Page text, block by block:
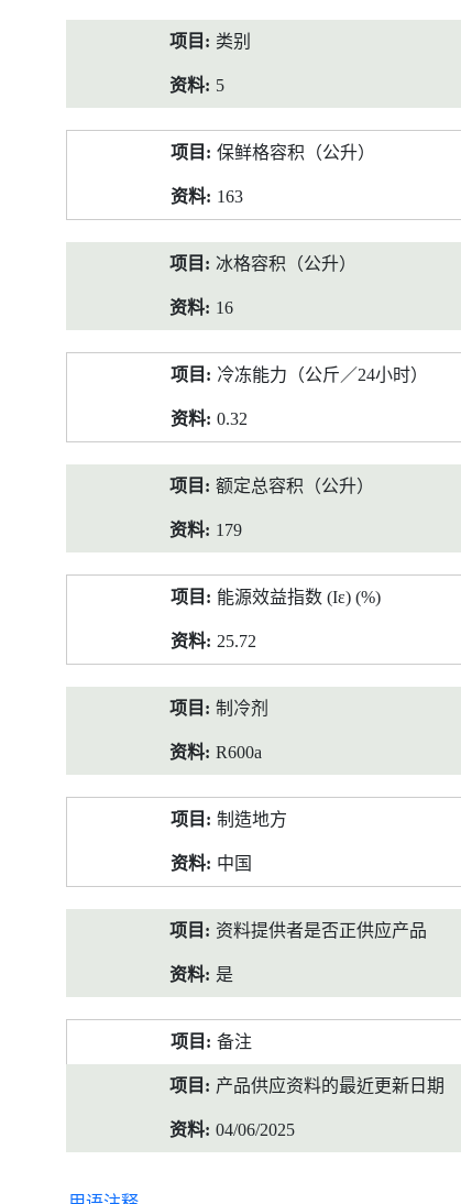
类别
5
保鲜格容积（公升）
163
冰格容积（公升）
16
冷冻能力（公斤／24小时）
0.32
额定总容积（公升）
179
能源效益指数 (Iε) (%)
25.72
制冷剂
R600a
制造地方
中国
资料提供者是否正供应产品
是
备注
产品供应资料的最近更新日期
04/06/2025